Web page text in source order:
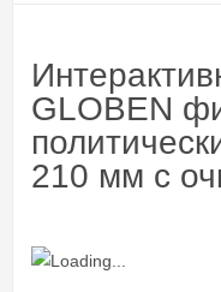
GLOBEN
210 мм с